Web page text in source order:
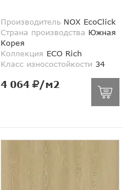
ПроизводительNOX EcoClick
Страна производства Южная
Корея
Коллекция ECO Rich
Класс износостойкости 34
4 064 /м2